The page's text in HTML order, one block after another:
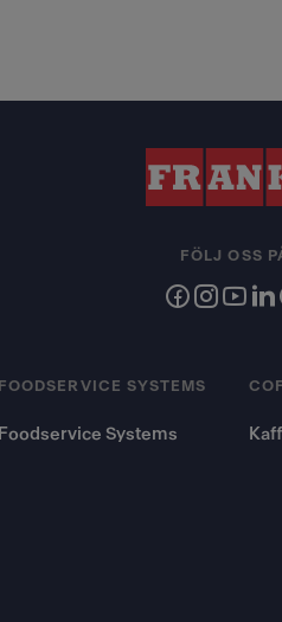
FOODSERVICE SYSTEMS
Foodservice Systems
FÖLJ OSS